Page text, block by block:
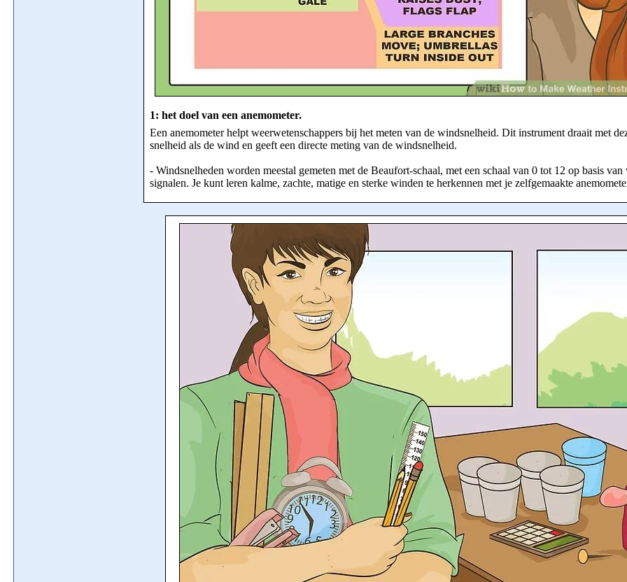
1: het doel van een anemometer.
Een anemometer helpt weerwetenschappers bij het meten van de windsnelheid. Dit instrument draait met
snelheid als de wind en geeft een directe meting van de windsnelheid.
- Windsnelheden worden meestal gemeten met de Beaufort-schaal, met een schaal van 0 tot 12 op basis van
signalen. Je kunt leren kalme, zachte, matige en sterke winden te herkennen met je zelfgemaakte